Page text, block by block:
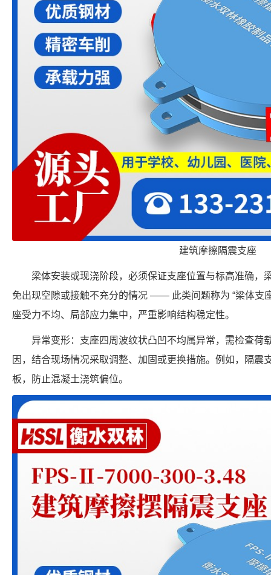
建筑摩擦隔震支座
梁体安装或现浇阶段，必须保证支座位置与标高准确，
免出现空隙或接触不充分的情况 —— 此类问题称为 “梁体支
座受力不均、局部应力集中，严重影响结构稳定性。
异常变形：支座四周波纹状凸凹不均属异常，需检查荷
因，结合现场情况采取调整、加固或更换措施。例如，隔震
板，防止混凝土浇筑偏位。